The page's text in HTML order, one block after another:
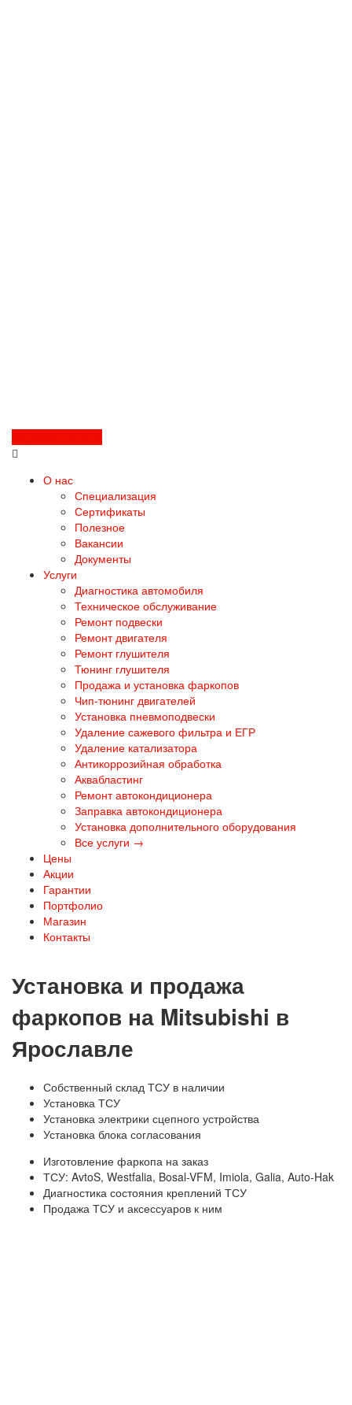
О нас
Специализация
Сертификаты
Полезное
Вакансии
Документы
Услуги
Диагностика автомобиля
Техническое обслуживание
Ремонт подвески
Ремонт двигателя
Ремонт глушителя
Тюнинг глушителя
Продажа и установка фаркопов
Чип-тюнинг двигателей
Установка пневмоподвески
Удаление сажевого фильтра и ЕГР
Удаление катализатора
Антикоррозийная обработка
Аквабластинг
Ремонт автокондиционера
Заправка автокондиционера
Установка дополнительного оборудования
Все услуги →
Цены
Акции
Гарантии
Портфолио
Магазин
Контакты
Установка и продажа
фаркопов на Mitsubishi в
Ярославле
Собственный склад ТСУ в наличии
Установка ТСУ
Установка электрики сцепного устройства
Установка блока согласования
Изготовление фаркопа на заказ
ТСУ: AvtoS, Westfalia, Bosal-VFM, Imiola, Galia, Auto-Hak
Диагностика состояния креплений ТСУ
Продажа ТСУ и аксессуаров к ним